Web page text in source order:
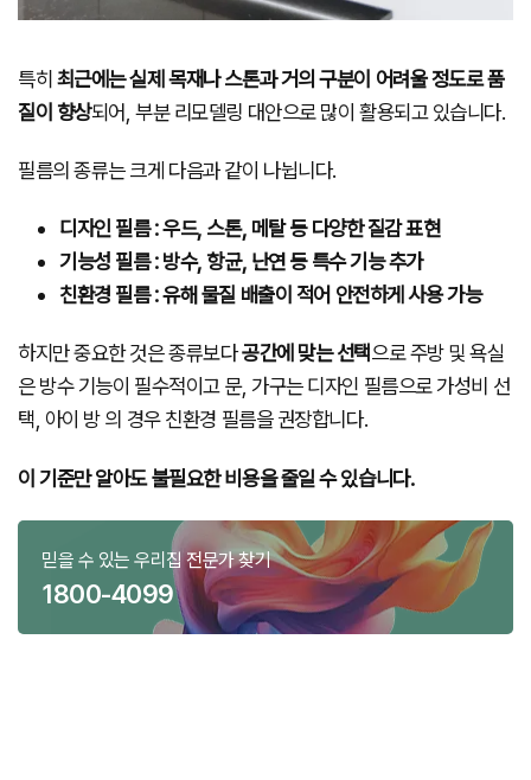
특히 최근에는 실제 목재나 스톤과 거의 구분이 어려울 정도로 품
질이 향상되어, 부분 리모델링 대안으로 많이 활용되고 있습니다.
필름의 종류는 크게 다음과 같이 나뉩니다.
디자인 필름 : 우드, 스톤, 메탈 등 다양한 질감 표현
기능성 필름 : 방수, 항균, 난연 등 특수 기능 추가
친환경 필름 : 유해 물질 배출이 적어 안전하게 사용 가능
하지만 중요한 것은 종류보다공간에 맞는 선택으로 주방 및 욕실
은 방수 기능이 필수적이고 문, 가구는 디자인 필름으로 가성비 선
택, 아이 방 의 경우 친환경 필름을 권장합니다.
이 기준만 알아도 불필요한 비용을 줄일 수 있습니다.
믿을 수 있는 우리집 전문가 찾기
1800-4099